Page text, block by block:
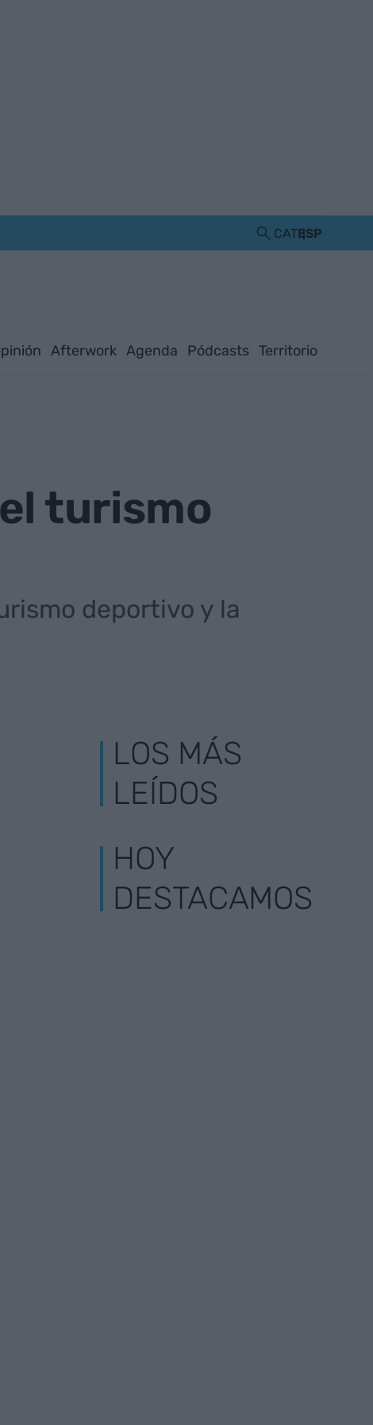
CATESP
Afterwork Agenda Pódcasts Territorio
turismo
deportivo y la
LOS MÁS
LEÍDOS
HOY
DESTACAMOS